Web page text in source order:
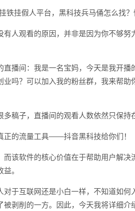
有人观看的原因，并非是因为你不够
直播间：我是一名宝妈，今天是我开
业吗？可以加入我的粉丝群，我来帮
稿子，直播间的观看人数依然只保持
正的流量工具——抖音黑科技给你们！
而该软件的核心价值在于帮助用户解
。
对于互联网还是小白一样，不知道如
被剥削的一方。因此，今天我将详细